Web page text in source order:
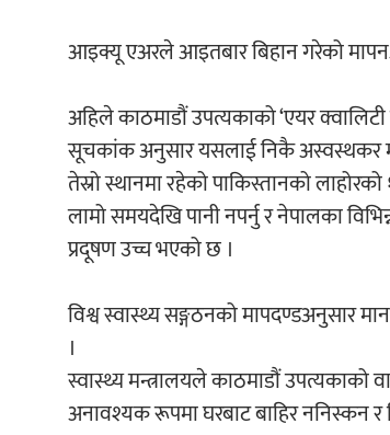
आइक्यू एअरले आइतबार बिहान गरेको
अहिले काठमाडौं उपत्यकाको ‘एयर
सूचकांक अनुसार यसलाई निकै अस्वस्थकर
तेस्रो स्थानमा रहेको पाकिस्तानको
लामो समयदेखि पानी नपर्नु र नेपालका
प्रदूषण उच्च भएको छ ।
विश्व स्वास्थ्य सङ्गठनको मापदण्डअनुसार
।
स्वास्थ्य मन्त्रालयले काठमाडौं
अनावश्यक रूपमा घरबाट बाहिर ननिस्कन र